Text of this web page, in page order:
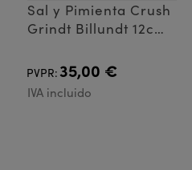
Sal y Pimienta Crush
Grindt Billundt 12cms
PVPR:35,00 €
IVA incluido